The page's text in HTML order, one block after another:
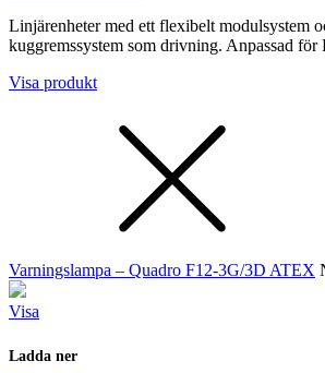
Linjärenheter med ett flexibelt modulsystem
kuggremssystem som drivning. Anpassad
Visa produkt
Varningslampa – Quadro F12-3G/3D ATEX
Visa
Ladda ner